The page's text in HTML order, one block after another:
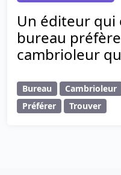
Un éditeur qui
bureau
cambrioleur
Bureau Cambrioleur
Préférer
Trouver